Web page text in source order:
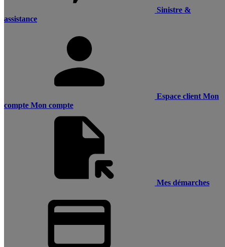
Sinistre &
assistance
Espace client Mon
compte Mon compte
Mes démarches